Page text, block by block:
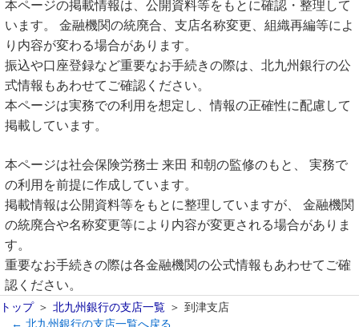
本ページの掲載情報は、公開資料等をもとに確認・整理して
います。 金融機関の統廃合、支店名称変更、組織再編等によ
り内容が変わる場合があります。
振込や口座登録など重要なお手続きの際は、北九州銀行の公
式情報もあわせてご確認ください。
本ページは実務での利用を想定し、情報の正確性に配慮して
掲載しています。
本ページは社会保険労務士 来田 和朝の監修のもと、 実務で
の利用を前提に作成しています。
掲載情報は公開資料等をもとに整理していますが、 金融機関
の統廃合や名称変更等により内容が変更される場合がありま
す。
重要なお手続きの際は各金融機関の公式情報もあわせてご確
認ください。
トップ 北九州銀行の支店一覧
到津支店
← 北九州銀行の支店一覧へ戻る